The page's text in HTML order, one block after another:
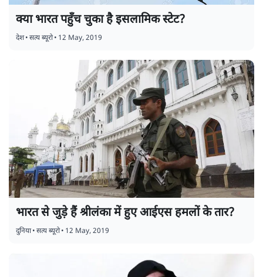
क्या भारत पहुँच चुका है इसलामिक स्टेट?
देश•सत्य ब्यूरो• 12 May, 2019
भारत से जुड़े हैं श्रीलंका में हुए आईएस हमलों के तार?
दुनिया•सत्य ब्यूरो• 12 May, 2019